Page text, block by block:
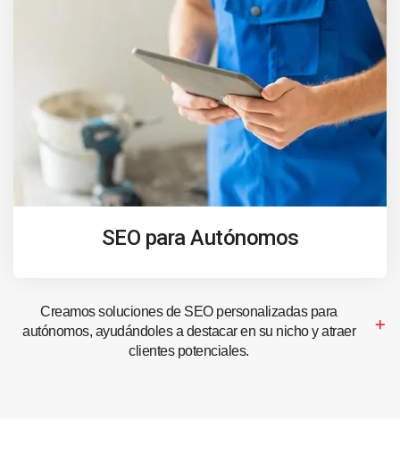
SEO para Autónomos
Creamos soluciones de SEO personalizadas para
autónomos, ayudándoles a destacar en su nicho y atraer
clientes potenciales.